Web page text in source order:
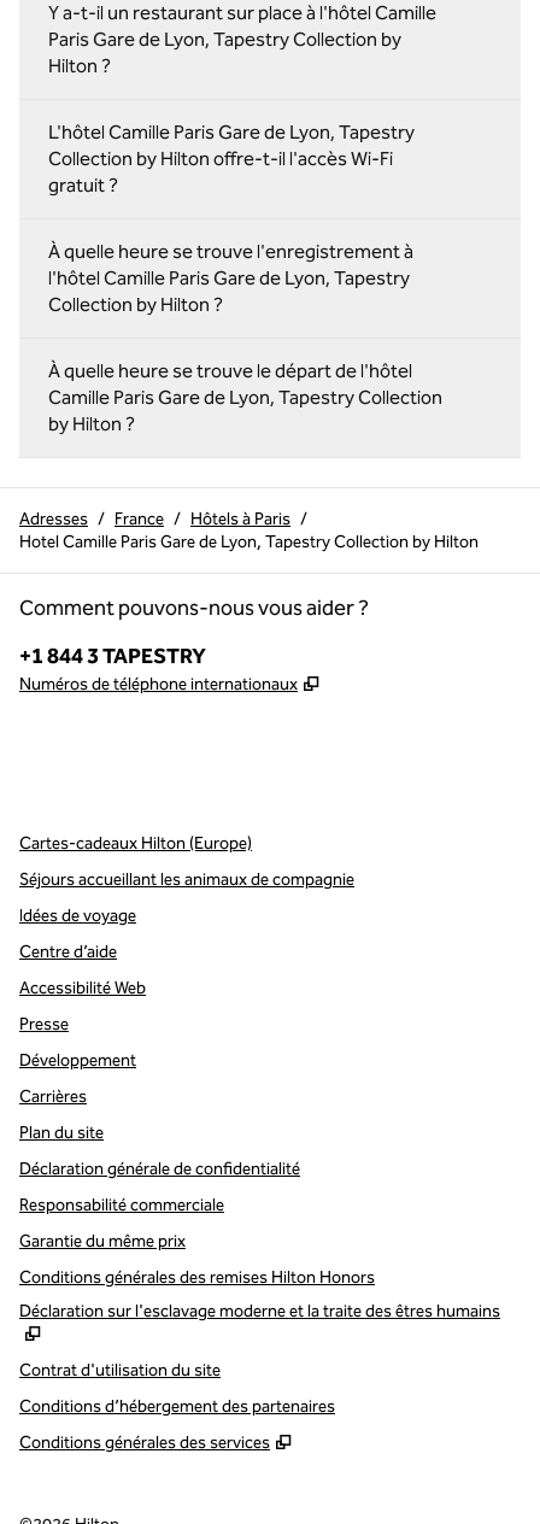
Y a-t-il un restaurant sur place à l'hôtel Camille
Paris Gare de Lyon, Tapestry Collection by
Hilton ?
L'hôtel Camille Paris Gare de Lyon, Tapestry
Collection by Hilton offre-t-il l'accès Wi-Fi
gratuit ?
À quelle heure se trouve l'enregistrement à
l'hôtel Camille Paris Gare de Lyon, Tapestry
Collection by Hilton ?
À quelle heure se trouve le départ de l'hôtel
Camille Paris Gare de Lyon, Tapestry Collection
by Hilton ?
Adresses / France / Hôtels à Paris /
Hotel Camille Paris Gare de Lyon, Tapestry Collection by Hilton
Comment pouvons-nous vous aider ?
Téléphone :
+1 844 3 TAPESTRY
Numéros de téléphone internationaux ,
Cartes-cadeaux Hilton (Europe)
Séjours accueillant les animaux de compagnie
Idées de voyage
Centre d’aide
Accessibilité Web
Presse
Développement
Carrières
Plan du site
Déclaration générale de confidentialité
Responsabilité commerciale
Garantie du même prix
Conditions générales des remises Hilton Honors
Déclaration sur l'esclavage moderne et la traite des êtres humains
Contrat d'utilisation du site
Conditions d’hébergement des partenaires
Conditions générales des services